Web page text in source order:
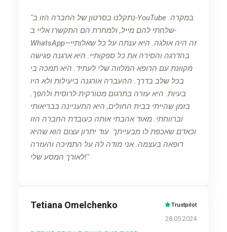
נתקלנו בסרטון של החברה הזו ב-YouTube במקרה.
שלחתי להם מייל, ולמחרת הם התקשרו אליי ב-
WhatsApp—זה היה אולגה. היא ענתה על כל שאלותיי
בהדרגה והסירה את כל ספקותיי. היא ארגנה פגישה
מקוונת עם הרופא המלווה שלי לעתיד. היא תמכה בי
בכל שלב בדרך. ההעברה אורגנה ביעילות ולא היו
בעיות. היא עזרה בתרגום מטורקית לרוסית ולהפך.
בזמן שהייתי בבית החולים, היא התעניינה בבריאותי
וברווחתי. מאוד אהבתי אותה כעובדת החברה הזו
וכאדם שאכפת לו מבעייתך. עוד יתרון עצום הוא שהיא
רופאה בעצמה. אני מודה לה על התמיכה והעזרה
לאורך המסע שלי!
Tetiana Omelchenko Trustpilot
28.05.2024